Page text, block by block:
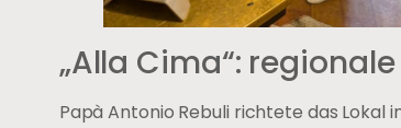
„Alla Cima“:
Papà Antonio Rebuli richtete das Lokal